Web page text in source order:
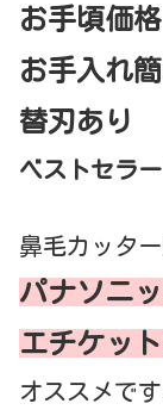
お手頃価格
お手入れ
替刃あり
ベストセラ
鼻毛カッタ
パナソニ
エチケット
オススメです